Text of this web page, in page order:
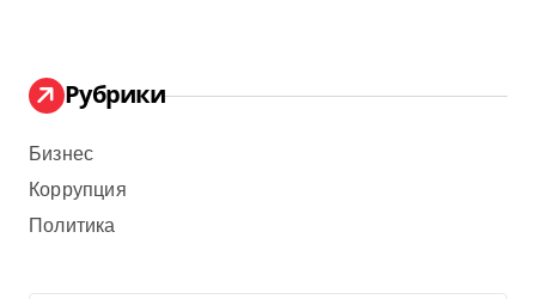
Рубрики
Бизнес
Коррупция
Политика